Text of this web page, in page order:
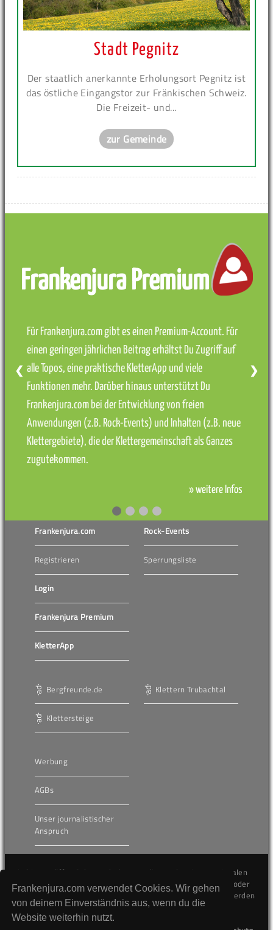
Frankenjura.com verwendet Cookies. Wir gehen
von deinem Einverständnis aus, wenn du die
Website weiterhin nutzt.
Stadt Pegnitz
Der staatlich anerkannte Erholungsort Pegnitz ist
das östliche Eingangstor zur Fränkischen Schweiz.
Die Freizeit- und...
zur Gemeinde
Frankenjura Premium
Für Frankenjura.com gibt es einen Premium-Account. Für
einen geringen jährlichen Beitrag erhältst Du Zugriff auf
alle Topos, eine praktische KletterApp und viele
Funktionen mehr. Darüber hinaus unterstützt Du
Frankenjura.com bei der Entwicklung von freien
Anwendungen (z.B. Rock-Events) und Inhalten (z.B. neue
Klettergebiete), die der Klettergemeinschaft als Ganzes
zugutekommen.
» weitere Infos
❮ ❯
Frankenjura.com
Registrieren
Login
Frankenjura Premium
KletterApp
Rock-Events
Sperrungsliste
Bergfreunde.de
Klettersteige
Klettern Trubachtal
Werbung
AGBs
Unser journalistischer
Anspruch
Die hier veröffentlichten Inhalte unterliegen dem internationalen
Urheberrecht (Copyright) und dürfen nicht kopiert, verändert oder
unverändert wiederveröffentlicht werden. Gegen Verstöße werden
wir auf juristischem Wege vorgehen.